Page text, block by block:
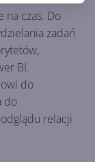
na czas. Do
zadań
BI.
do
do
relacji